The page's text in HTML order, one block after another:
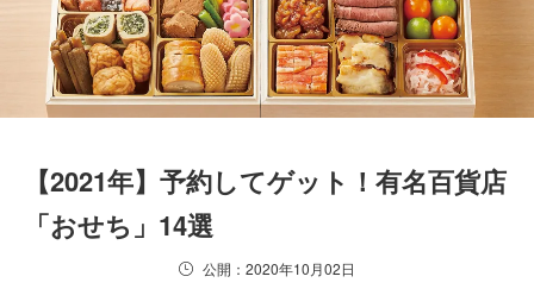
【2021年】予約してゲット！有名百貨店
「おせち」14選
公開：2020年10月02日